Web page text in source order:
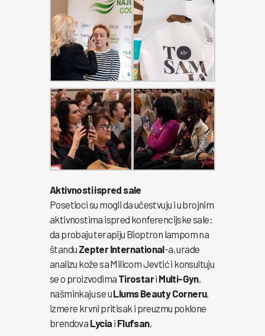
Aktivnosti ispred sale
Posetioci su mogli da učestvuju i u brojnim
aktivnostima ispred konferencijske sale:
da probaju terapiju Bioptron lampom na
štandu Zepter International-a, urade
analizu kože sa Milicom Jevtić i konsultuju
se o proizvodima Tirostari Multi-Gyn,
našminkaju se uLlums Beauty Corneru,
izmere krvni pritisak i preuzmu poklone
brendova Lycia i Flufsan,